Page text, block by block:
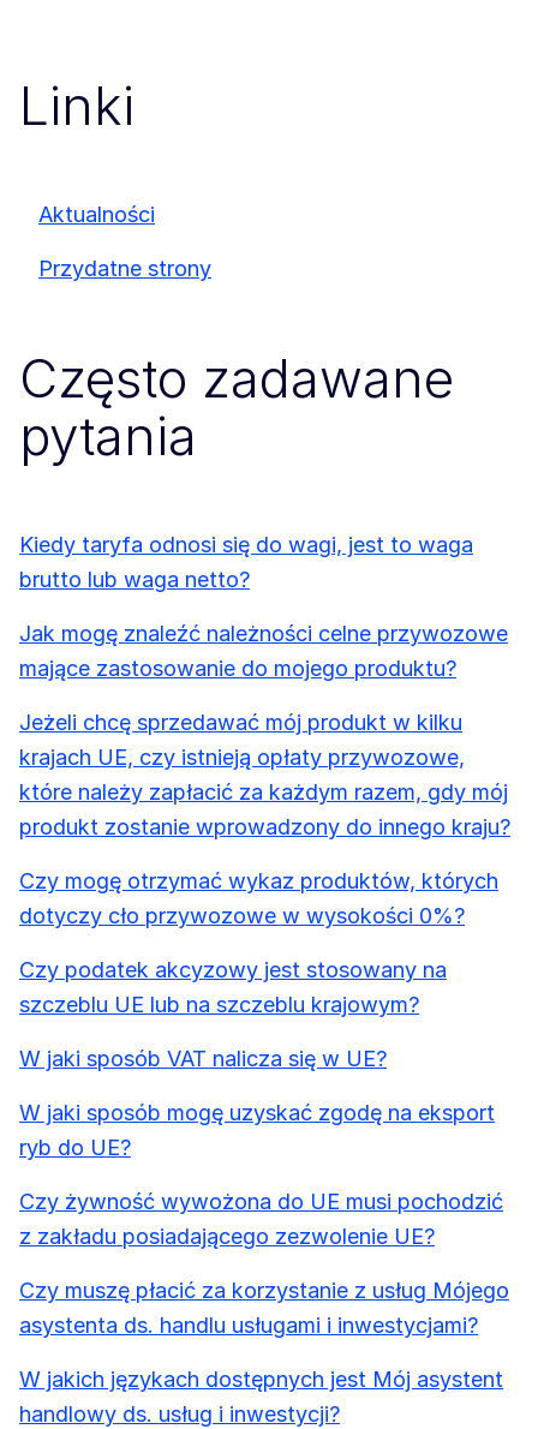
Linki
Aktualności
Przydatne strony
Często zadawane
pytania
Kiedy taryfa odnosi się do wagi, jest to waga
brutto lub waga netto?
Jak mogę znaleźć należności celne przywozowe
mające zastosowanie do mojego produktu?
Jeżeli chcę sprzedawać mój produkt w kilku
krajach UE, czy istnieją opłaty przywozowe,
które należy zapłacić za każdym razem, gdy mój
produkt zostanie wprowadzony do innego kraju?
Czy mogę otrzymać wykaz produktów, których
dotyczy cło przywozowe w wysokości 0%?
Czy podatek akcyzowy jest stosowany na
szczeblu UE lub na szczeblu krajowym?
W jaki sposób VAT nalicza się w UE?
W jaki sposób mogę uzyskać zgodę na eksport
ryb do UE?
Czy żywność wywożona do UE musi pochodzić
z zakładu posiadającego zezwolenie UE?
Czy muszę płacić za korzystanie z usług Mójego
asystenta ds. handlu usługami i inwestycjami?
W jakich językach dostępnych jest Mój asystent
handlowy ds. usług i inwestycji?